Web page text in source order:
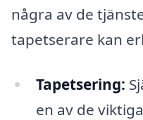
några av de
tapetserare kan
Tapetsering:
en av de